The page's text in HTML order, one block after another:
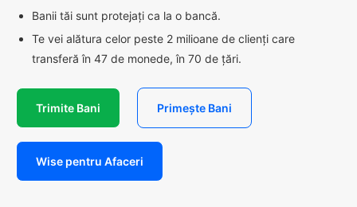
Banii tăi sunt protejați ca la o bancă.
Te vei alătura celor peste 2 milioane de clienți care
transferă în 47 de monede, în 70 de țări.
Trimite Bani Primește Bani
Wise pentru Afaceri